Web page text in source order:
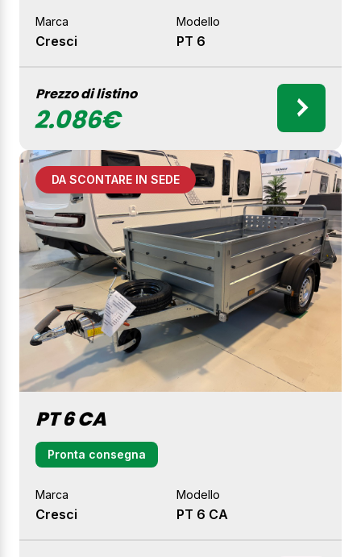
Marca
Cresci
Modello
PT 6
Prezzo di listino
2.086€
DA SCONTARE IN SEDE
PT 6 CA
Pronta consegna
Marca
Cresci
Modello
PT 6 CA